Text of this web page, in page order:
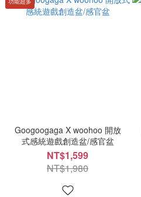
Googoogaga X woohoo 開放
式感統遊戲創造盆/感官盆
NT$1,599
NT$1,980